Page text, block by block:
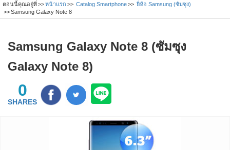
ตอนนี้คุณอยู่ที่ หน้าแรก Catalog Smartphone
ยี่ห้อ Samsung (ซัมซุง)
Samsung Galaxy Note 8
Samsung Galaxy Note 8 (ซัมซุง
Galaxy Note 8)
0
SHARES